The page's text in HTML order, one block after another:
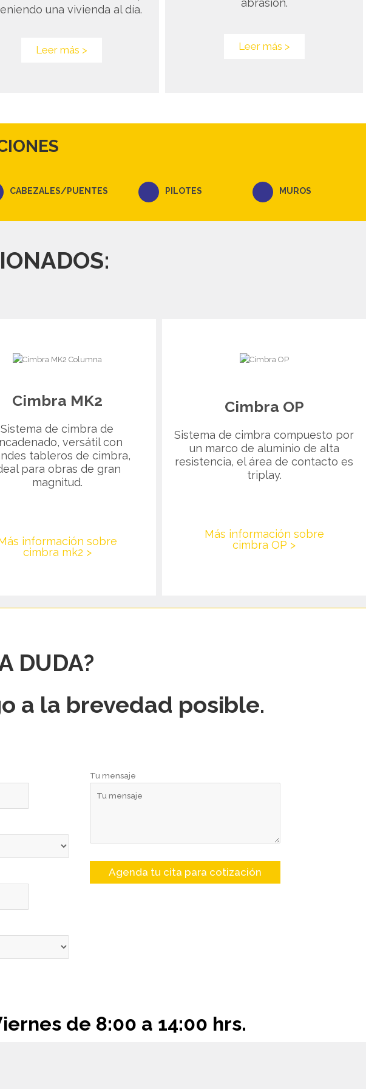
una vivienda al día.
Leer más >
abrasión.
Leer más >
CABEZALES/PUENTES PILOTES MUROS
Cimbra MK2
Sistema de cimbra de
versátil con
tableros de cimbra,
para obras de gran
magnitud.
información sobre
cimbra mk2 >
Cimbra OP
Sistema de cimbra compuesto por
un marco de aluminio de alta
resistencia, el área de contacto es
triplay.
Más información sobre
cimbra OP >
DUDA?
a la brevedad posible.
Tu mensaje
de 8:00 a 14:00 hrs.